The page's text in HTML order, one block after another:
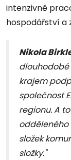
intenzivně
hospodářství a
Nikola
dlouhodobé
krajem
společnost
regionu. A
odděleného
složek
složky."